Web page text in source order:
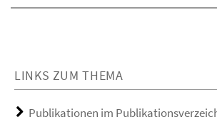
LINKS ZUM THEMA
Publikationen im